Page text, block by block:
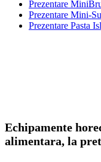
Prezentare
Prezentare Mini-
Prezentare Pasta
Echipamente
alimentara, la